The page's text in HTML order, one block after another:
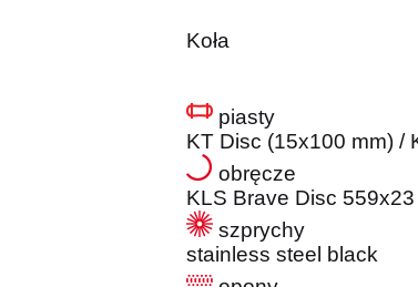
Koła
piasty
KT Disc (15x100 mm) /
obręcze
KLS Brave Disc
szprychy
stainless steel black